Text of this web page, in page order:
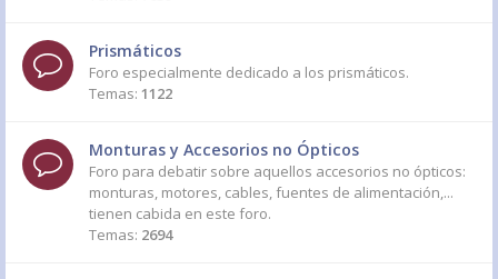
Prismáticos
Foro especialmente dedicado a los prismáticos.
Temas: 1122
Monturas y Accesorios no Ópticos
Foro para debatir sobre aquellos accesorios no ópticos:
monturas, motores, cables, fuentes de alimentación,...
tienen cabida en este foro.
Temas: 2694